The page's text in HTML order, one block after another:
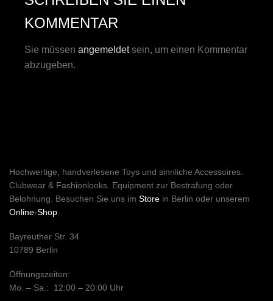
KOMMENTAR
Sie müssen angemeldetsein, um einen Kommentar
abzugeben.
Hochwertige, handverlesene Toys und sinnliche Accessoires.
Clubwear & Fashionlooks. Equipment zur Bestrafung oder
Belohnung. Besuchen Sie uns im Store in Berlin oder unserem
Online-Shop
Bayreuther Str. 34
10789 Berlin
Öffnungszeiten:
Mo. – Sa.: 12:00 – 20:00 Uhr